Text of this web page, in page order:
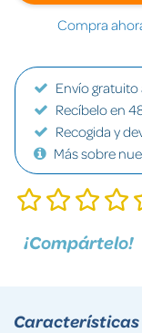
Compra
Envío
Recíbelo en
Recogida y
Más sobre
¡Compártelo!
Características